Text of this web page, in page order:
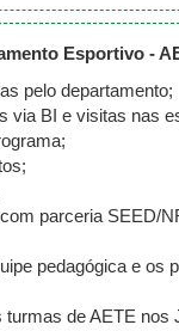
Esportivo -
pelo departamento;
via BI e visitas nas
parceria SEED/
pedagógica e os
turmas de AETE